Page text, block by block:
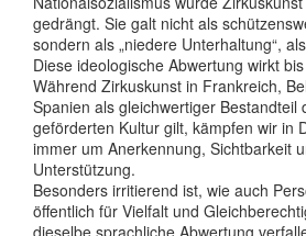
gedrängt. Sie galt nicht als
sondern als „niedere Unterhaltung“,
Diese ideologische Abwertung wirkt
Während Zirkuskunst in Frankreich,
Spanien als gleichwertiger Bestandteil
geförderten Kultur gilt, kämpfen wir in
immer um Anerkennung, Sichtbarkeit
Unterstützung.
Besonders irritierend ist, wie auch
öffentlich für Vielfalt und
dieselbe sprachliche Abwertung